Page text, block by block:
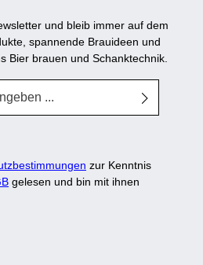
und bleib immer auf dem
spannende Brauideen und
Bier brauen und Schanktechnik.
zur Kenntnis
gelesen und bin mit ihnen